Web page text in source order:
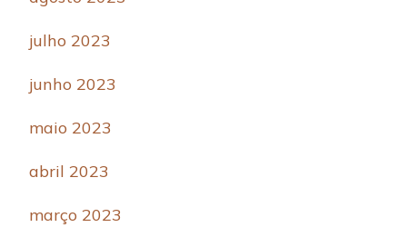
julho 2023
junho 2023
maio 2023
abril 2023
março 2023